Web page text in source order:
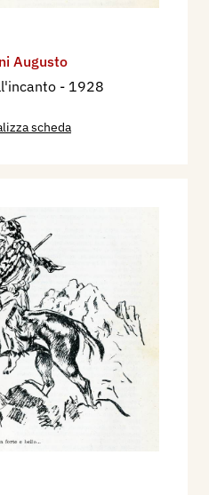
Augusto
- 1928
scheda